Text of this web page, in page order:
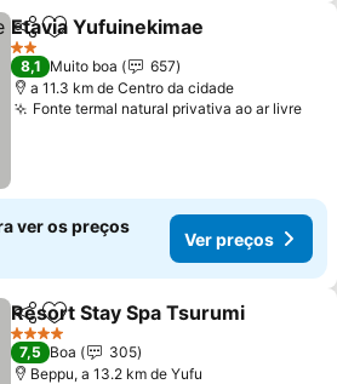
PartilharAdicionar aos favoritos
Etavia Yufuinekimae
2 Estrelas
8,1 Muito boa
657
a 11.3 km de Centro da cidade
Fonte termal natural privativa ao ar livre
ver os preços
Ver preços
PartilharAdicionar aos favoritos
Resort Stay Spa Tsurumi
4 Estrelas
7,5 Boa
305
Beppu, a 13.2 km de Yufu